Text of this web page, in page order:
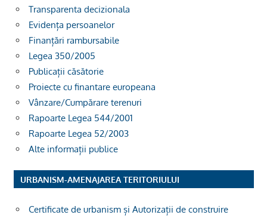
Transparenta decizionala
Evidența persoanelor
Finanțări rambursabile
Legea 350/2005
Publicații căsătorie
Proiecte cu finantare europeana
Vânzare/Cumpărare terenuri
Rapoarte Legea 544/2001
Rapoarte Legea 52/2003
Alte informații publice
URBANISM-AMENAJAREA TERITORIULUI
Certificate de urbanism și Autorizații de construire